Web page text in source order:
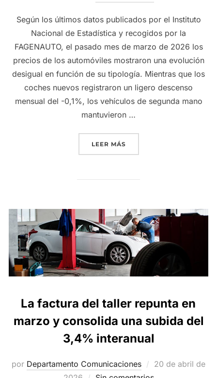
Según los últimos datos publicados por el Instituto
Nacional de Estadística y recogidos por la
FAGENAUTO, el pasado mes de marzo de 2026 los
precios de los automóviles mostraron una evolución
desigual en función de su tipología. Mientras que los
coches nuevos registraron un ligero descenso
mensual del -0,1%, los vehículos de segunda mano
mantuvieron …
LEER MÁS«EL COCHE NUEVO
La factura del taller repunta en
marzo y consolida una subida del
3,4% interanual
por Departamento Comunicaciones
Publicado
20 de abril de